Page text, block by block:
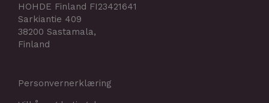
HOHDE Finland FI23421641
Sarkiantie 409
38200 Sastamala,
Finland
Personvernerklæring